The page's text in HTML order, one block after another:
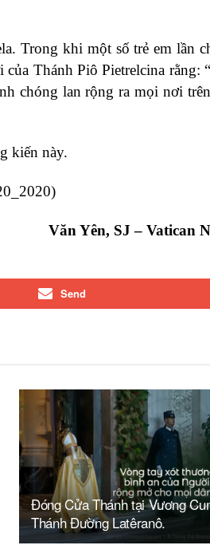
Trong khi một số trẻ em lần
Thánh Piô Pietrelcina rằng:
chóng lan rộng ra mọi nơi
kiến này.
Văn Yên, SJ – Vatican
Send
Đóng Cửa Thánh tại Vương
Thánh Đường Latêranô.